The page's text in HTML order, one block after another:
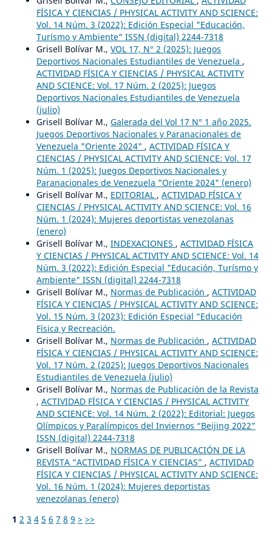
FÍSICA Y CIENCIAS / PHYSICAL ACTIVITY AND SCIENCE:
Vol. 14 Núm. 3 (2022): Edición Especial "Educación,
Turísmo y Ambiente" ISSN (digital) 2244-7318
Grisell Bolívar M., VOL 17, N° 2 (2025): Juegos
Deportivos Nacionales Estudiantiles de Venezuela ,
ACTIVIDAD FÍSICA Y CIENCIAS / PHYSICAL ACTIVITY
AND SCIENCE: Vol. 17 Núm. 2 (2025): Juegos
Deportivos Nacionales Estudiantiles de Venezuela
(julio)
Grisell Bolívar M., Galerada del Vol 17 N° 1 año 2025.
Juegos Deportivos Nacionales y Paranacionales de
Venezuela "Oriente 2024" , ACTIVIDAD FÍSICA Y
CIENCIAS / PHYSICAL ACTIVITY AND SCIENCE: Vol. 17
Núm. 1 (2025): Juegos Deportivos Nacionales y
Paranacionales de Venezuela "Oriente 2024" (enero)
Grisell Bolívar M., EDITORIAL , ACTIVIDAD FÍSICA Y
CIENCIAS / PHYSICAL ACTIVITY AND SCIENCE: Vol. 16
Núm. 1 (2024): Mujeres deportistas venezolanas
(enero)
Grisell Bolívar M., INDEXACIONES , ACTIVIDAD FÍSICA
Y CIENCIAS / PHYSICAL ACTIVITY AND SCIENCE: Vol. 14
Núm. 3 (2022): Edición Especial "Educación, Turísmo y
Ambiente" ISSN (digital) 2244-7318
Grisell Bolívar M., Normas de Publicación , ACTIVIDAD
FÍSICA Y CIENCIAS / PHYSICAL ACTIVITY AND SCIENCE:
Vol. 15 Núm. 3 (2023): Edición Especial “Educación
Física y Recreación.
Grisell Bolívar M., Normas de Publicación , ACTIVIDAD
FÍSICA Y CIENCIAS / PHYSICAL ACTIVITY AND SCIENCE:
Vol. 17 Núm. 2 (2025): Juegos Deportivos Nacionales
Estudiantiles de Venezuela (julio)
Grisell Bolívar M., Normas de Publicación de la Revista
, ACTIVIDAD FÍSICA Y CIENCIAS / PHYSICAL ACTIVITY
AND SCIENCE: Vol. 14 Núm. 2 (2022): Editorial: Juegos
Olímpicos y Paralímpicos del Inviernos “Beijing 2022”
ISSN (digital) 2244-7318
Grisell Bolívar M., NORMAS DE PUBLICACIÓN DE LA
REVISTA “ACTIVIDAD FÍSICA Y CIENCIAS” , ACTIVIDAD
FÍSICA Y CIENCIAS / PHYSICAL ACTIVITY AND SCIENCE:
Vol. 16 Núm. 1 (2024): Mujeres deportistas
venezolanas (enero)
1 2 3 4 5 6 7 8 9 > >>